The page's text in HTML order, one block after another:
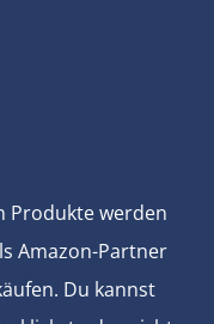
Produkte werden
Amazon-Partner
Du kannst